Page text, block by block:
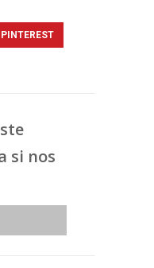
PINTEREST
si nos